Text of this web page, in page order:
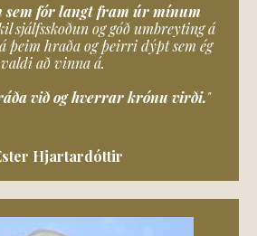
sem fór langt fram úr mínum
sjálfsskoðun og góð umbreyting á
þeim hraða og þeirri dýpt sem ég
valdi að vinna á.
við og hverrar krónu virði."
Hjartardóttir